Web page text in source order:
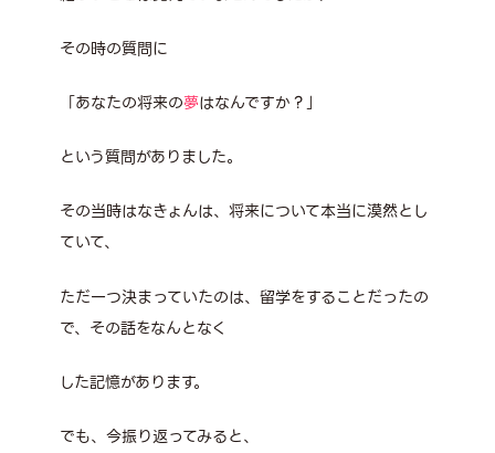
その時の質問に
「あなたの将来の夢はなんですか？」
という質問がありました。
その当時はなきょんは、将来について本当に漠然とし
ていて、
ただ一つ決まっていたのは、留学をすることだったの
で、その話をなんとなく
した記憶があります。
でも、今振り返ってみると、